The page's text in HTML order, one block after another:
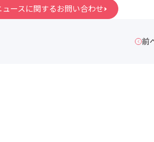
ュースに関するお問い合わせ
前